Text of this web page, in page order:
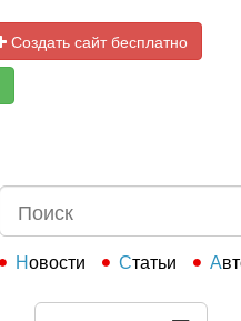
Создать сайт бесплатно
Новости Статьи